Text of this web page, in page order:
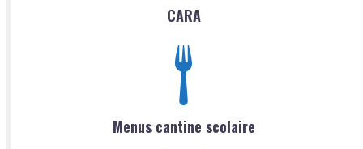
CARA
Menus cantine scolaire